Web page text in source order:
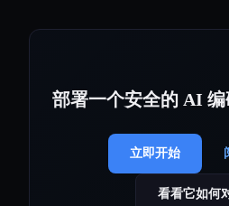
部署一个安全的 AI 编
立即开始
看看它如何